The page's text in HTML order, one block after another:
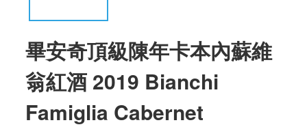
畢安奇頂級陳年卡本內蘇維
翁紅酒 2019 Bianchi
Famiglia Cabernet